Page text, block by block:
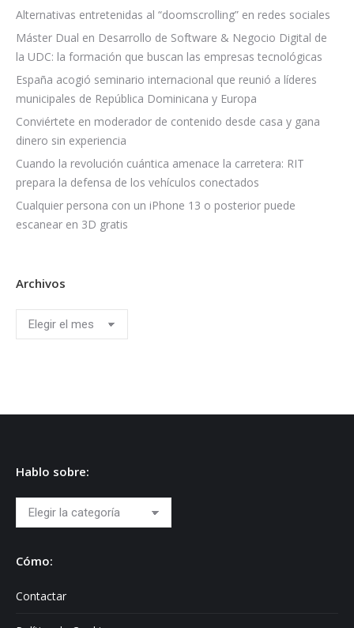
Alternativas entretenidas al “doomscrolling” en redes sociales
Máster Dual en Desarrollo de Software & Negocio Digital de
la UDC: la formación que buscan las empresas tecnológicas
España acogió seminario internacional que reunió a líderes
municipales de República Dominicana y Europa
Conviértete en moderador de contenido desde casa y gana
dinero sin experiencia
Cuando la revolución cuántica amenace la carretera: RIT
prepara la defensa de los vehículos conectados
Cualquier persona con un iPhone 13 o posterior puede
escanear en 3D gratis
Archivos
Archivos
Hablo sobre:
Hablo
sobre:
Cómo:
Contactar